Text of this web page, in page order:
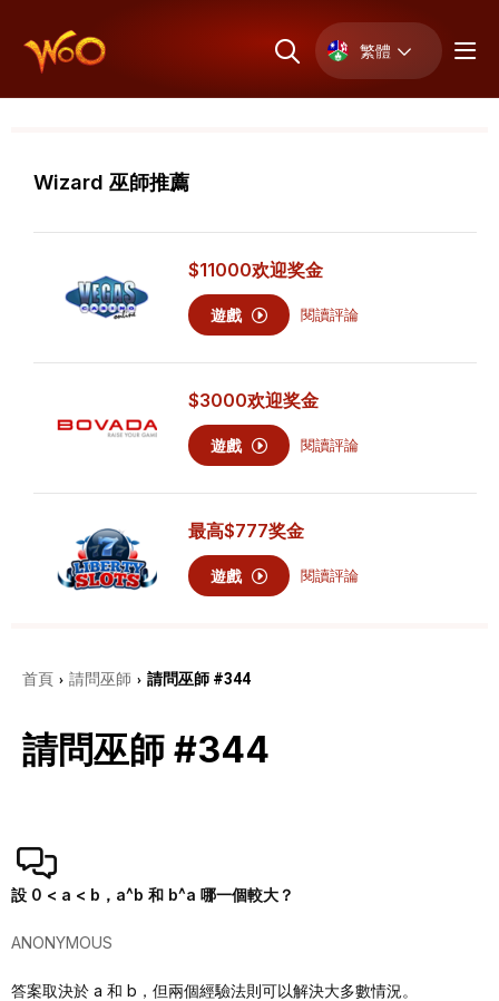
繁體
Wizard 巫師推薦
$11000欢迎奖金
遊戲 閱讀評論
$3000欢迎奖金
遊戲 閱讀評論
最高$777奖金
遊戲 閱讀評論
首頁 › 請問巫師 › 請問巫師 #344
請問巫師 #344
設 0 < a < b，a^b 和 b^a 哪一個較大？
ANONYMOUS
答案取決於 a 和 b，但兩個經驗法則可以解決大多數情況。